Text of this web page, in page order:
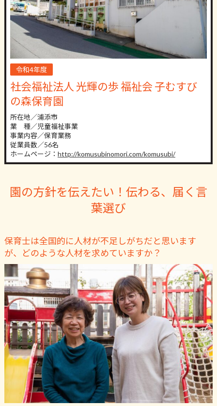
令和4年度
社会福祉法人 光輝の歩 福祉会 子むすび
の森保育園
所在地／浦添市
業 種／児童福祉事業
事業内容／保育業務
従業員数／56名
ホームページ： http://komusubinomori.com/komusubi/
園の方針を伝えたい！伝わる、届く言
葉選び
保育士は全国的に人材が不足しがちだと思います
が、どのような人材を求めていますか？